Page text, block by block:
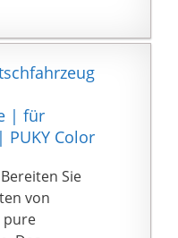
Soft-
Machen
Sorgen –
alles
tiefe
und
Versuche
zu
zum
Knopf für
jedes
können
| für
PUKY Color
Bereiten Sie
von
pure